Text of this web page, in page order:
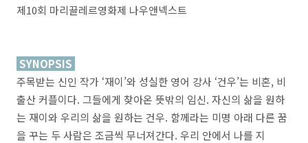
제10회 마리끌레르영화제 나우앤넥스트
SYNOPSIS
주목받는 신인 작가 ‘재이’와 성실한 영어 강사 ‘건우’는 비혼, 비
출산 커플이다. 그들에게 찾아온 뜻밖의 임신. 자신의 삶을 원하
는 재이와 우리의 삶을 원하는 건우. 함께라는 미명 아래 다른 꿈
을 꾸는 두 사람은 조금씩 무너져간다. 우리 안에서 나를 지